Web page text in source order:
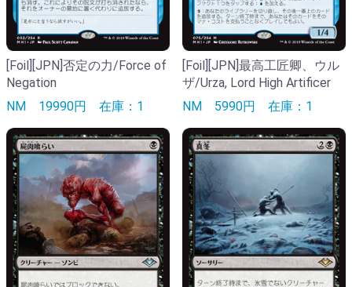
[Foil][JPN]否定の力/Force of
Negation
NM 19990円 在庫：1
[Foil][JPN]最高工匠卿、ウル
ザ/Urza, Lord High Artificer
NM 5990円 在庫：1